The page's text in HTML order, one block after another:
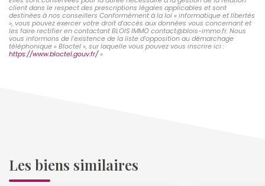
client dans le respect des prescriptions légales applicables et sont
destinées à nos conseillers Conformément à la loi « informatique et libertés
», vous pouvez exercer votre droit d'accès aux données vous concernant et
les faire rectifier en contactant BLOIS IMMO contact@blois-immo.fr. Nous
vous informons de l'existence de la liste d'opposition au démarchage
téléphonique « Bloctel », sur laquelle vous pouvez vous inscrire ici :
https://www.bloctel.gouv.fr/»
Les biens similaires